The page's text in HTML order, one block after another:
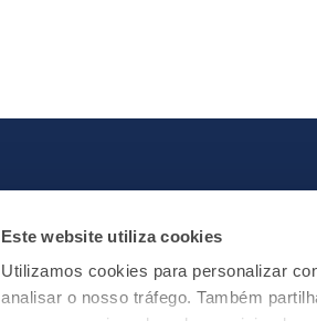
Este website utiliza cookies
Utilizamos cookies para personalizar
analisar o nosso tráfego. Também